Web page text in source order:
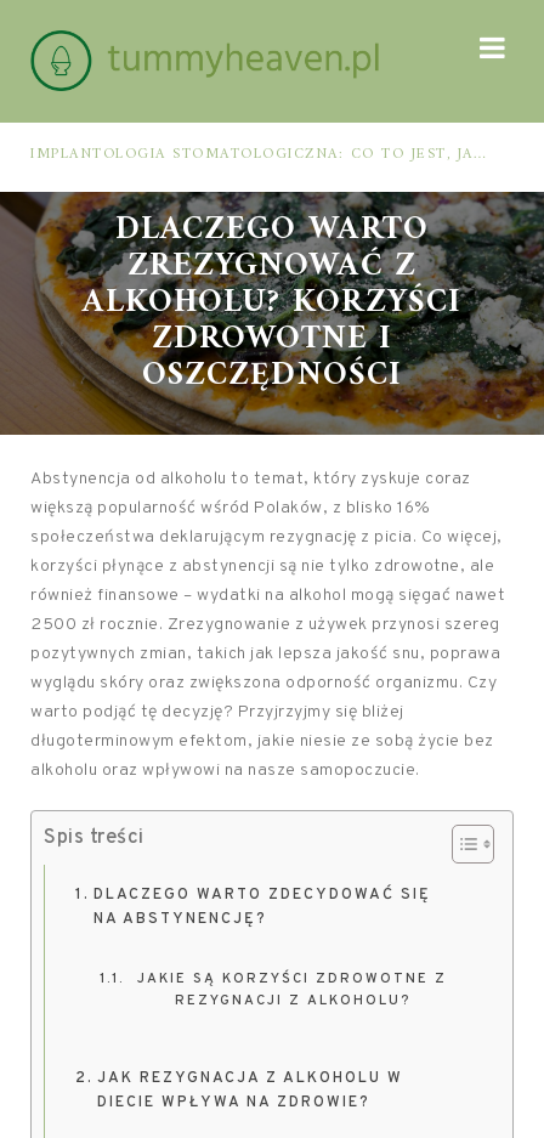
IMPLANTOLOGIA STOMATOLOGICZNA: CO TO JEST, JAK WYGLĄDA PROCES IMPLANTACJI I GOJENIA ORAZ DLA KOGO MA ZASTOSOWANIE
DLACZEGO WARTO
ZREZYGNOWAĆ Z
ALKOHOLU? KORZYŚCI
ZDROWOTNE I
OSZCZĘDNOŚCI
Abstynencja od alkoholu to temat, który zyskuje coraz
większą popularność wśród Polaków, z blisko 16%
społeczeństwa deklarującym rezygnację z picia. Co więcej,
korzyści płynące z abstynencji są nie tylko zdrowotne, ale
również finansowe – wydatki na alkohol mogą sięgać nawet
2500 zł rocznie. Zrezygnowanie z używek przynosi szereg
pozytywnych zmian, takich jak lepsza jakość snu, poprawa
wyglądu skóry oraz zwiększona odporność organizmu. Czy
warto podjąć tę decyzję? Przyjrzyjmy się bliżej
długoterminowym efektom, jakie niesie ze sobą życie bez
alkoholu oraz wpływowi na nasze samopoczucie.
Spis treści
DLACZEGO WARTO ZDECYDOWAĆ SIĘ
NA ABSTYNENCJĘ?
JAKIE SĄ KORZYŚCI ZDROWOTNE Z
REZYGNACJI Z ALKOHOLU?
JAK REZYGNACJA Z ALKOHOLU W
DIECIE WPŁYWA NA ZDROWIE?